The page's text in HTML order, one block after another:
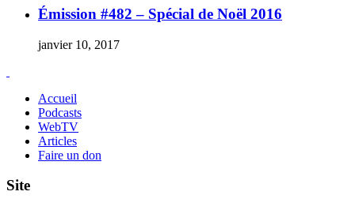
Émission #482 – Spécial de Noël 2016
janvier 10, 2017
Accueil
Podcasts
WebTV
Articles
Faire un don
Site